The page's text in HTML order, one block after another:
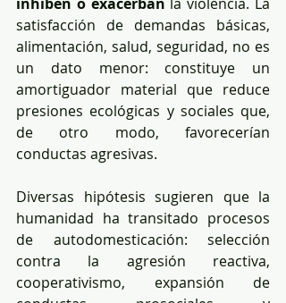
satisfacción de demandas básicas,
alimentación, salud, seguridad, no es
un dato menor: constituye un
amortiguador material que reduce
presiones ecológicas y sociales que,
de otro modo, favorecerían
conductas agresivas.
Diversas hipótesis sugieren que la
humanidad ha transitado procesos
de autodomesticación: selección
contra la agresión reactiva,
cooperativismo, expansión de